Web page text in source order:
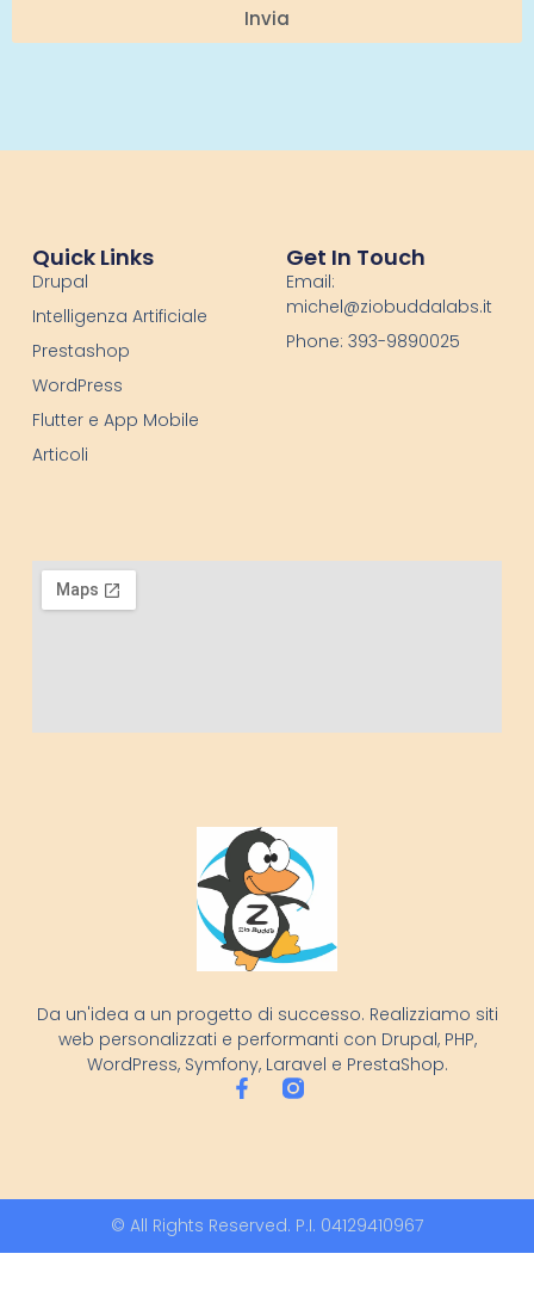
Invia
Da un'idea a un progetto di successo. Realizziamo siti
web personalizzati e performanti con Drupal, PHP,
WordPress, Symfony, Laravel e PrestaShop.
Quick Links
Drupal
Intelligenza Artificiale
Prestashop
WordPress
Flutter e App Mobile
Articoli
Get In Touch
Email:
michel@ziobuddalabs.it
Phone: 393-9890025
© All Rights Reserved. P.I. 04129410967